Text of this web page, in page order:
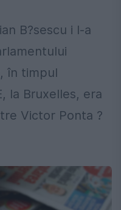
B?sescu i l-a
în timpul
la Bruxelles, era
Victor Ponta ?